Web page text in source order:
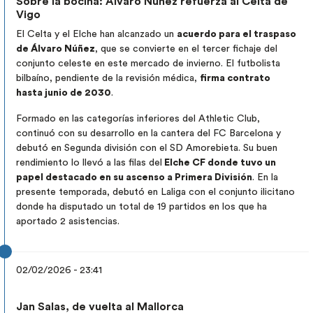
Vigo
El Celta y el Elche han alcanzado un acuerdo para el traspaso
de Álvaro Núñez, que se convierte en el tercer fichaje del
conjunto celeste en este mercado de invierno. El futbolista
bilbaíno, pendiente de la revisión médica, firma contrato
hasta junio de 2030.
Formado en las categorías inferiores del Athletic Club,
continuó con su desarrollo en la cantera del FC Barcelona y
debutó en Segunda división con el SD Amorebieta. Su buen
rendimiento lo llevó a las filas del
Elche CF donde tuvo un
papel destacado en su ascenso a Primera División. En la
presente temporada, debutó en Laliga con el conjunto ilicitano
donde ha disputado un total de 19 partidos en los que ha
aportado 2 asistencias.
02/02/2026 - 23:41
Jan Salas, de vuelta al Mallorca